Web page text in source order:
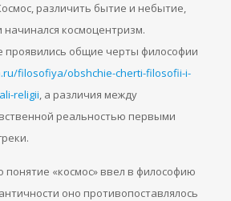
различить бытие и небытие,
начинался космоцентризм.
проявились общие черты философии
filosofiya/obshchie-cherti-filosofii-i-
religii, а различия между
реальностью первыми
понятие «космос» ввел в философию
оно противопоставлялось